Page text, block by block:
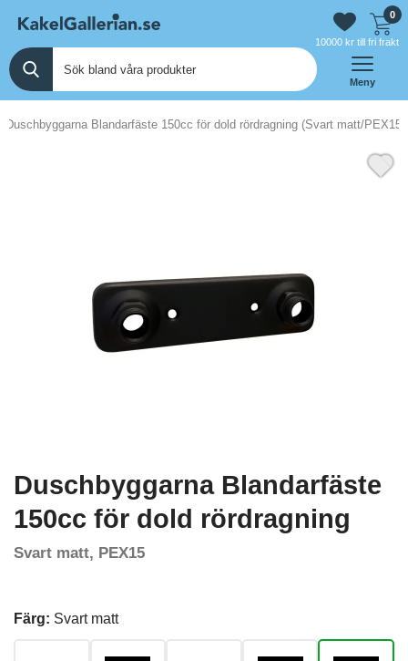
0
10000 kr till fri frakt
Meny
Duschbyggarna Blandarfäste 150cc för dold rördragning (Svart matt/PEX15)
Duschbyggarna Blandarfäste
150cc för dold rördragning
Svart matt, PEX15
Färg: Svart matt